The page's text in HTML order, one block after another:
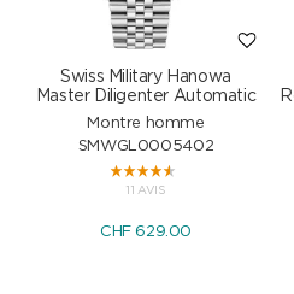
Swiss Military Hanowa
Master Diligenter Automatic
Montre homme
SMWGL0005402
11 AVIS
CHF 629.00